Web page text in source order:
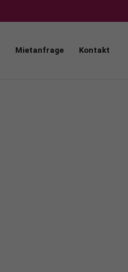
Mietanfrage Kontakt